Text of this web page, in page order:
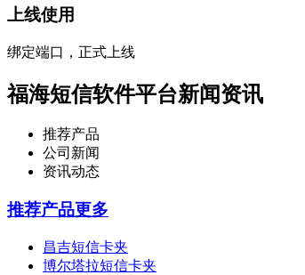
上线使用
绑定端口，正式上线
福海短信软件平台新闻资讯
推荐产品
公司新闻
资讯动态
推荐产品更多
昌吉短信卡夹
博尔塔拉短信卡夹